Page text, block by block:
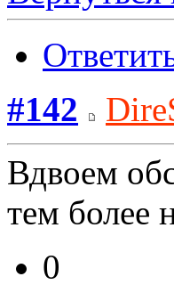
#142
Вдвоем
тем более
0